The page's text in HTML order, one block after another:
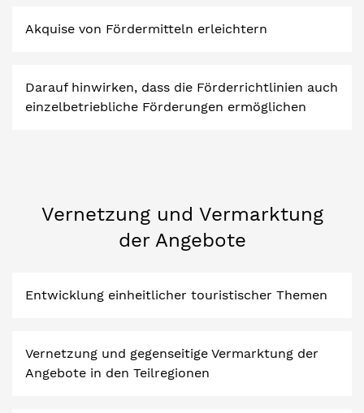
Akquise von Fördermitteln erleichtern
Darauf hinwirken, dass die Förderrichtlinien auch
einzelbetriebliche Förderungen ermöglichen
Vernetzung und Vermarktung
der Angebote
Entwicklung einheitlicher touristischer Themen
Vernetzung und gegenseitige Vermarktung der
Angebote in den Teilregionen